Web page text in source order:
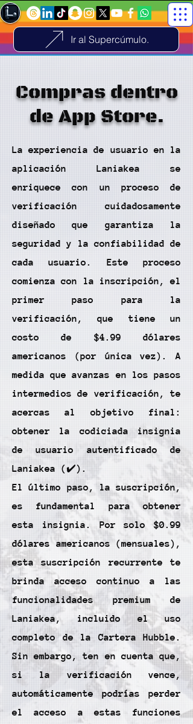
Ir al Supercúmulo.
Compras dentro
de App Store.
La experiencia de usuario en la
aplicación Laniakea se
enriquece con un proceso de
verificación cuidadosamente
diseñado que garantiza la
seguridad y la confiabilidad de
cada usuario. Este proceso
comienza con la inscripción, el
primer paso para la
verificación, que tiene un
costo de $4.99 dólares
americanos (por única vez). A
medida que avanzas en los pasos
intermedios de verificación, te
acercas al objetivo final:
obtener la codiciada insignia
de usuario autentificado de
Laniakea (✔️).
El último paso, la suscripción,
es fundamental para obtener
esta insignia. Por solo $0.99
dólares americanos (mensuales),
esta suscripción recurrente te
brinda acceso continuo a las
funcionalidades premium de
Laniakea, incluido el uso
completo de la Cartera Hubble.
Sin embargo, ten en cuenta que,
si la verificación vence,
automáticamente podrías perder
el acceso a estas funciones